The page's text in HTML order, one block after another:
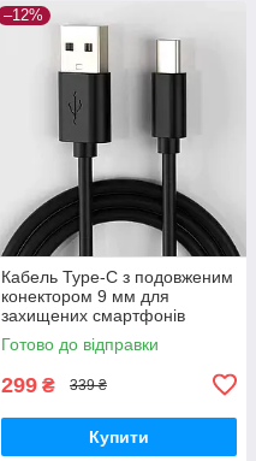
–12%
Кабель Type-C з подовженим
конектором 9 мм для
захищених смартфонів
Готово до відправки
299 ₴ 339 ₴
Купити